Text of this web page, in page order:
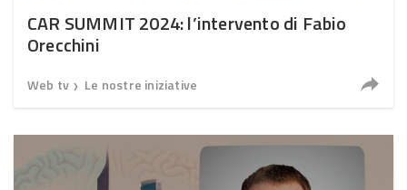
CAR SUMMIT 2024: l’intervento di Fabio
Orecchini
Web tv ❯ Le nostre iniziative